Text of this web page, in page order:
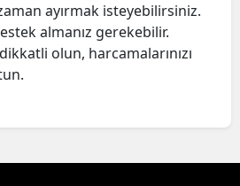
ayırmak isteyebilirsiniz.
almanız gerekebilir.
olun, harcamalarınızı